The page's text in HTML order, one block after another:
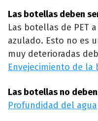
Las botellas deben
Las botellas de PET
azulado. Esto no es
muy deterioradas
Envejecimiento de la
Las botellas no
Profundidad del agua